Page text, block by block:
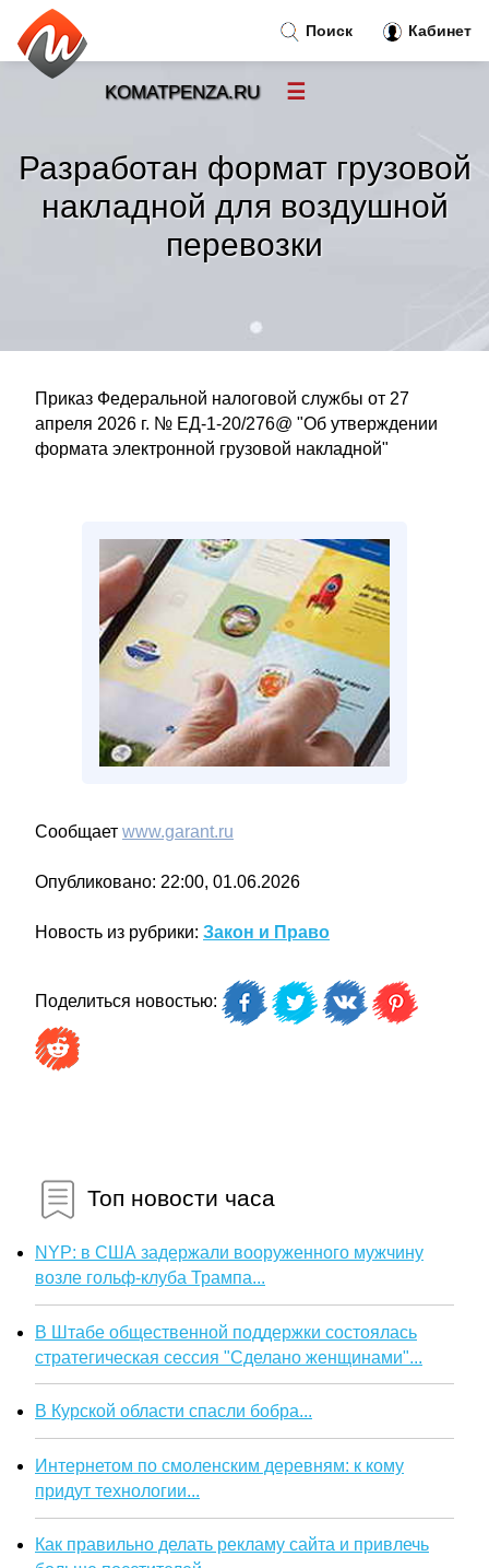
Разработан формат грузовой
накладной для воздушной
перевозки
Приказ Федеральной налоговой службы от 27
апреля 2026 г. № ЕД-1-20/276@ "Об утверждении
формата электронной грузовой накладной"
Сообщает www.garant.ru
Опубликовано: 22:00, 01.06.2026
Новость из рубрики: Закон и Право
Поделиться новостью:
Топ новости часа
NYP: в США задержали вооруженного мужчину
возле гольф-клуба Трампа...
В Штабе общественной поддержки состоялась
стратегическая сессия "Сделано женщинами"...
В Курской области спасли бобра...
Интернетом по смоленским деревням: к кому
придут технологии...
Как правильно делать рекламу сайта и привлечь
Поиск Кабинет
KOMATPENZA.RU ☰
Новости»
Тренды новостей »